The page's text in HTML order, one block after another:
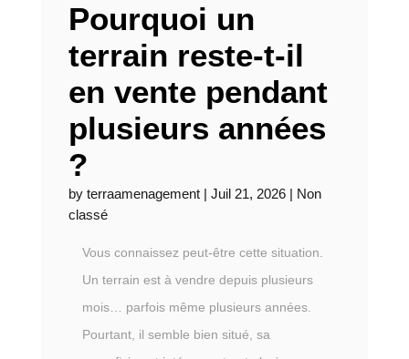
Pourquoi un
terrain reste-t-il
en vente pendant
plusieurs années
?
by terraamenagement| Juil 21, 2026| Non
classé
Vous connaissez peut-être cette situation.
Un terrain est à vendre depuis plusieurs
mois… parfois même plusieurs années.
Pourtant, il semble bien situé, sa